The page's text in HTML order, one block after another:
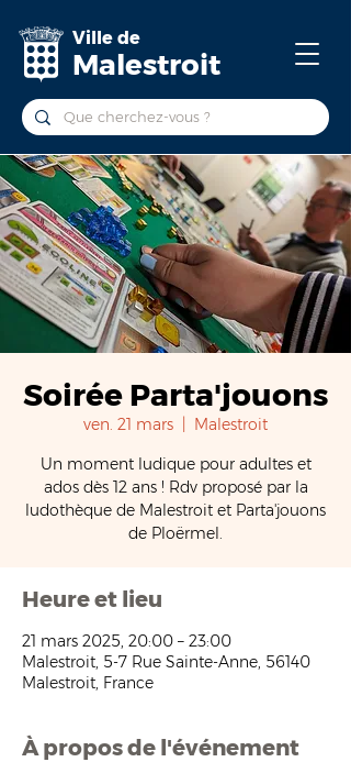
Ville de
Malestroit
Soirée Parta'jouons
ven. 21 mars
Malestroit
Un moment ludique pour adultes et
ados dès 12 ans ! Rdv proposé par la
ludothèque de Malestroit et Parta'jouons
de Ploërmel.
Heure et lieu
21 mars 2025, 20:00 – 23:00
Malestroit, 5-7 Rue Sainte-Anne, 56140
Malestroit, France
À propos de l'événement